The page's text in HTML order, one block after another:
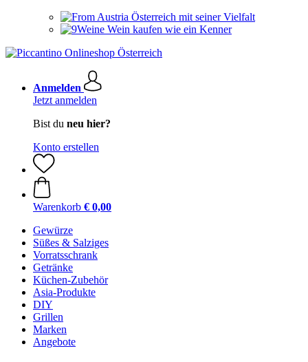
Österreich mit seiner Vielfalt
Wein kaufen wie ein Kenner
Anmelden
Jetzt anmelden
Bist du neu hier?
Konto erstellen
Warenkorb € 0,00
Gewürze
Süßes & Salziges
Vorratsschrank
Getränke
Küchen-Zubehör
Asia-Produkte
DIY
Grillen
Marken
Angebote